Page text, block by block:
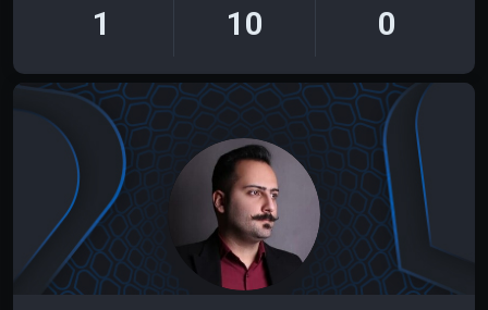
0
10
1